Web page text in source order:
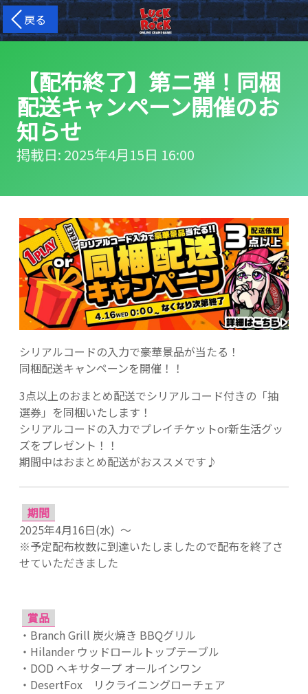
戻る
【配布終了】第ニ弾！同梱
配送キャンペーン開催のお
知らせ
掲載日: 2025年4月15日 16:00
シリアルコードの入力で豪華景品が当たる！
同梱配送キャンペーンを開催！！
3点以上のおまとめ配送でシリアルコード付きの「抽
選券」を同梱いたします！
シリアルコードの入力でプレイチケットor新生活グッ
ズをプレゼント！！
期間中はおまとめ配送がおススメです♪
期間
2025年4月16日(水) ～
※予定配布枚数に到達いたしましたので配布を終了さ
せていただきました
賞品
・Branch Grill 炭火焼き BBQグリル
・Hilander ウッドロールトップテーブル
・DOD ヘキサタープ オールインワン
・DesertFox リクライニングローチェア